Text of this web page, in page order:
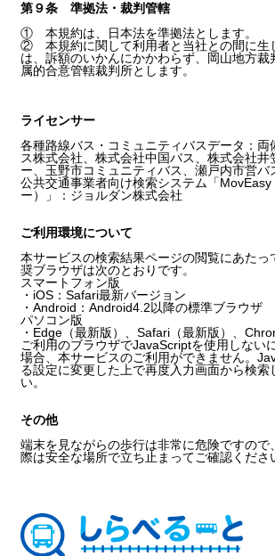
第９条 準拠法・裁判管轄
① 本規約は、日本法を準拠法とします。
② 本規約に関して利用者と当社との間に生
は、訴額のいかんにかかわらず、岡山地方裁
属的合意管轄裁判所とします。
ライセンサー
各種路線バス・コミュニティバスデータ：両
ス株式会社、株式会社中国バス、株式会社井
ー、玉野市コミュニティバス、瀬戸内市営バ
公共交通事業者向け検索システム「MovEasy
ー）」：ジョルダン株式会社
ご利用環境について
本サービスの検索結果ページの閲覧にあたっ
奨ブラウザは次のとおりです。
スマートフォン版
・iOS：Safari最新バージョン
・Android：Android4.2以降の標準ブラウザ
パソコン版
・Edge（最新版）、Safari（最新版）、
ご利用のブラウザでJavaScriptを使用しない
場合、本サービスのご利用ができません。
る設定に変更した上で再度入力画面から検索
い。
その他
端末を見ながらの歩行は非常に危険ですので
際は安全な場所で立ち止まってご確認くださ